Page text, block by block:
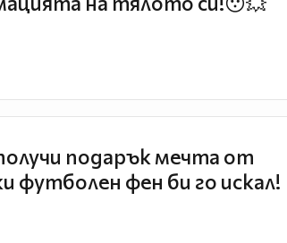
подарък мечта от
футболен фен би го искал!